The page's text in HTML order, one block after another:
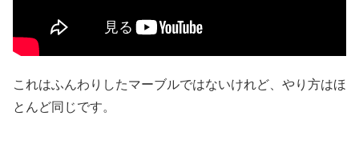
これはふんわりしたマーブルではないけれど、やり方はほ
とんど同じです。